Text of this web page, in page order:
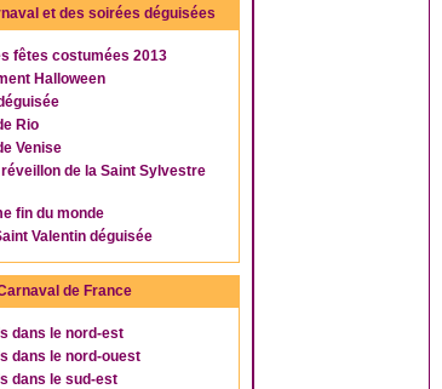
et des soirées déguisées
fêtes costumées 2013
Halloween
Rio
Venise
de la Saint Sylvestre
fin du monde
Valentin déguisée
de France
dans le nord-est
dans le nord-ouest
dans le sud-est